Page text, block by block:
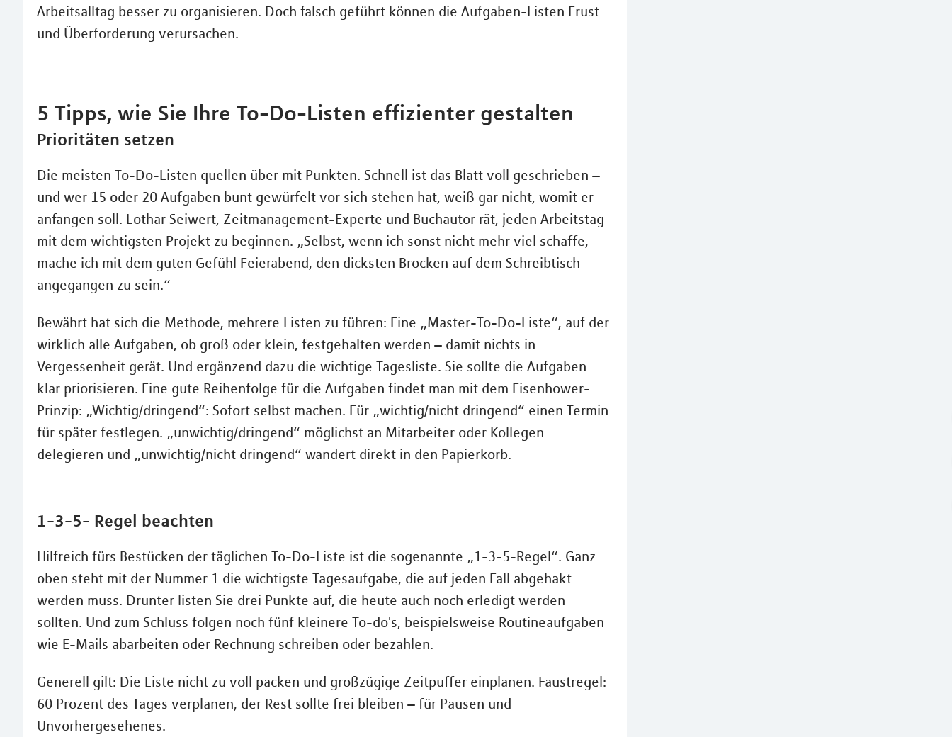
Arbeitsalltag besser zu organisieren. Doch falsch geführt können die Aufgaben-Listen Frust
und Überforderung verursachen.
5 Tipps, wie Sie Ihre To-Do-Listen effizienter gestalten
Prioritäten setzen
Die meisten To-Do-Listen quellen über mit Punkten. Schnell ist das Blatt voll geschrieben –
und wer 15 oder 20 Aufgaben bunt gewürfelt vor sich stehen hat, weiß gar nicht, womit er
anfangen soll. Lothar Seiwert, Zeitmanagement-Experte und Buchautor rät, jeden Arbeitstag
mit dem wichtigsten Projekt zu beginnen. „Selbst, wenn ich sonst nicht mehr viel schaffe,
mache ich mit dem guten Gefühl Feierabend, den dicksten Brocken auf dem Schreibtisch
angegangen zu sein.“
Bewährt hat sich die Methode, mehrere Listen zu führen: Eine „Master-To-Do-Liste“, auf der
wirklich alle Aufgaben, ob groß oder klein, festgehalten werden – damit nichts in
Vergessenheit gerät. Und ergänzend dazu die wichtige Tagesliste. Sie sollte die Aufgaben
klar priorisieren. Eine gute Reihenfolge für die Aufgaben findet man mit dem Eisenhower-
Prinzip: „Wichtig/dringend“: Sofort selbst machen. Für „wichtig/nicht dringend“ einen Termin
für später festlegen. „unwichtig/dringend“ möglichst an Mitarbeiter oder Kollegen
delegieren und „unwichtig/nicht dringend“ wandert direkt in den Papierkorb.
1-3-5- Regel beachten
Hilfreich fürs Bestücken der täglichen To-Do-Liste ist die sogenannte „1-3-5-Regel“. Ganz
oben steht mit der Nummer 1 die wichtigste Tagesaufgabe, die auf jeden Fall abgehakt
werden muss. Drunter listen Sie drei Punkte auf, die heute auch noch erledigt werden
sollten. Und zum Schluss folgen noch fünf kleinere To-do's, beispielsweise Routineaufgaben
wie E-Mails abarbeiten oder Rechnung schreiben oder bezahlen.
Generell gilt: Die Liste nicht zu voll packen und großzügige Zeitpuffer einplanen. Faustregel:
60 Prozent des Tages verplanen, der Rest sollte frei bleiben – für Pausen und
Unvorhergesehenes.